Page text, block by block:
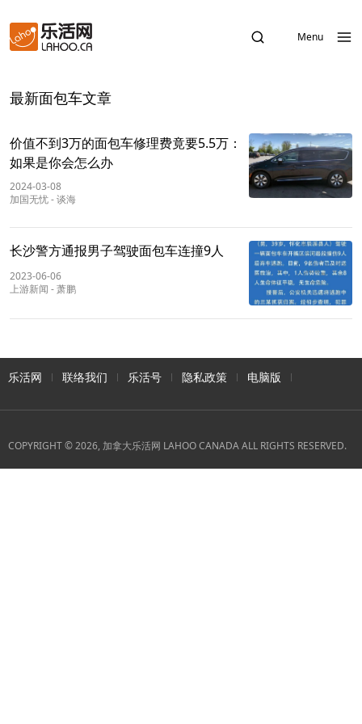
Menu
最新面包车文章
价值不到3万的面包车修理费竟要5.5万：
如果是你会怎么办
2024-03-08
加国无忧-谈海
长沙警方通报男子驾驶面包车连撞9人
2023-06-06
上游新闻 -萧鹏
乐活网 联络我们 乐活号 隐私政策 电脑版
COPYRIGHT © 2026, 加拿大乐活网 LAHOO CANADA ALL RIGHTS RESERVED.